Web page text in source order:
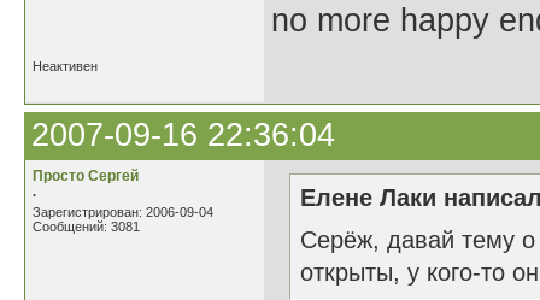
no more happy
Неактивен
2007-09-16 22:36:04
Просто Сергей
.
Зарегистрирован: 2006-09-04
Сообщений: 3081
Елене Лаки
Серёж, давай тему о
открыты, у кого-то